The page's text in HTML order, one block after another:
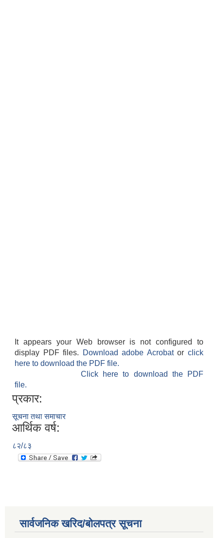
It appears your Web browser is not configured to
display PDF files.
Download adobe Acrobatorclick
here to download the PDF file.
Click here to download the PDF
file.
प्रकार:
सूचना तथा समाचार
आर्थिक वर्ष:
८२/८३
सार्वजनिक खरिद/बोलपत्र सूचना